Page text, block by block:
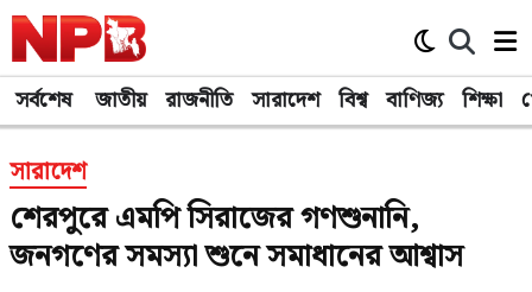
সর্বশেষ জাতীয় রাজনীতি সারাদেশ বিশ্ব বাণিজ্য শিক্ষা
সারাদেশ
শেরপুরে এমপি সিরাজের গণশুনানি,
জনগণের সমস্যা শুনে সমাধানের আশ্বাস
সর্বশেষ জাতীয় রাজনীতি সারাদেশ বিশ্ব বাণিজ্য শিক্ষা